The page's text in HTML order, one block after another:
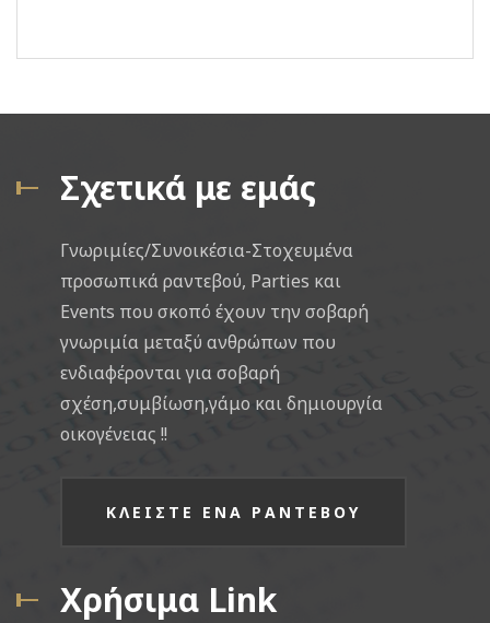
Σχετικά με εμάς
Γνωριμίες/Συνοικέσια-Στοχευμένα
προσωπικά ραντεβού, Parties και
Events που σκοπό έχουν την σοβαρή
γνωριμία μεταξύ ανθρώπων που
ενδιαφέρονται για σοβαρή
σχέση,συμβίωση,γάμο και δημιουργία
οικογένειας !!
ΚΛΕΙΣΤΕ ΕΝΑ ΡΑΝΤΕΒΟΥ
Χρήσιμα Link